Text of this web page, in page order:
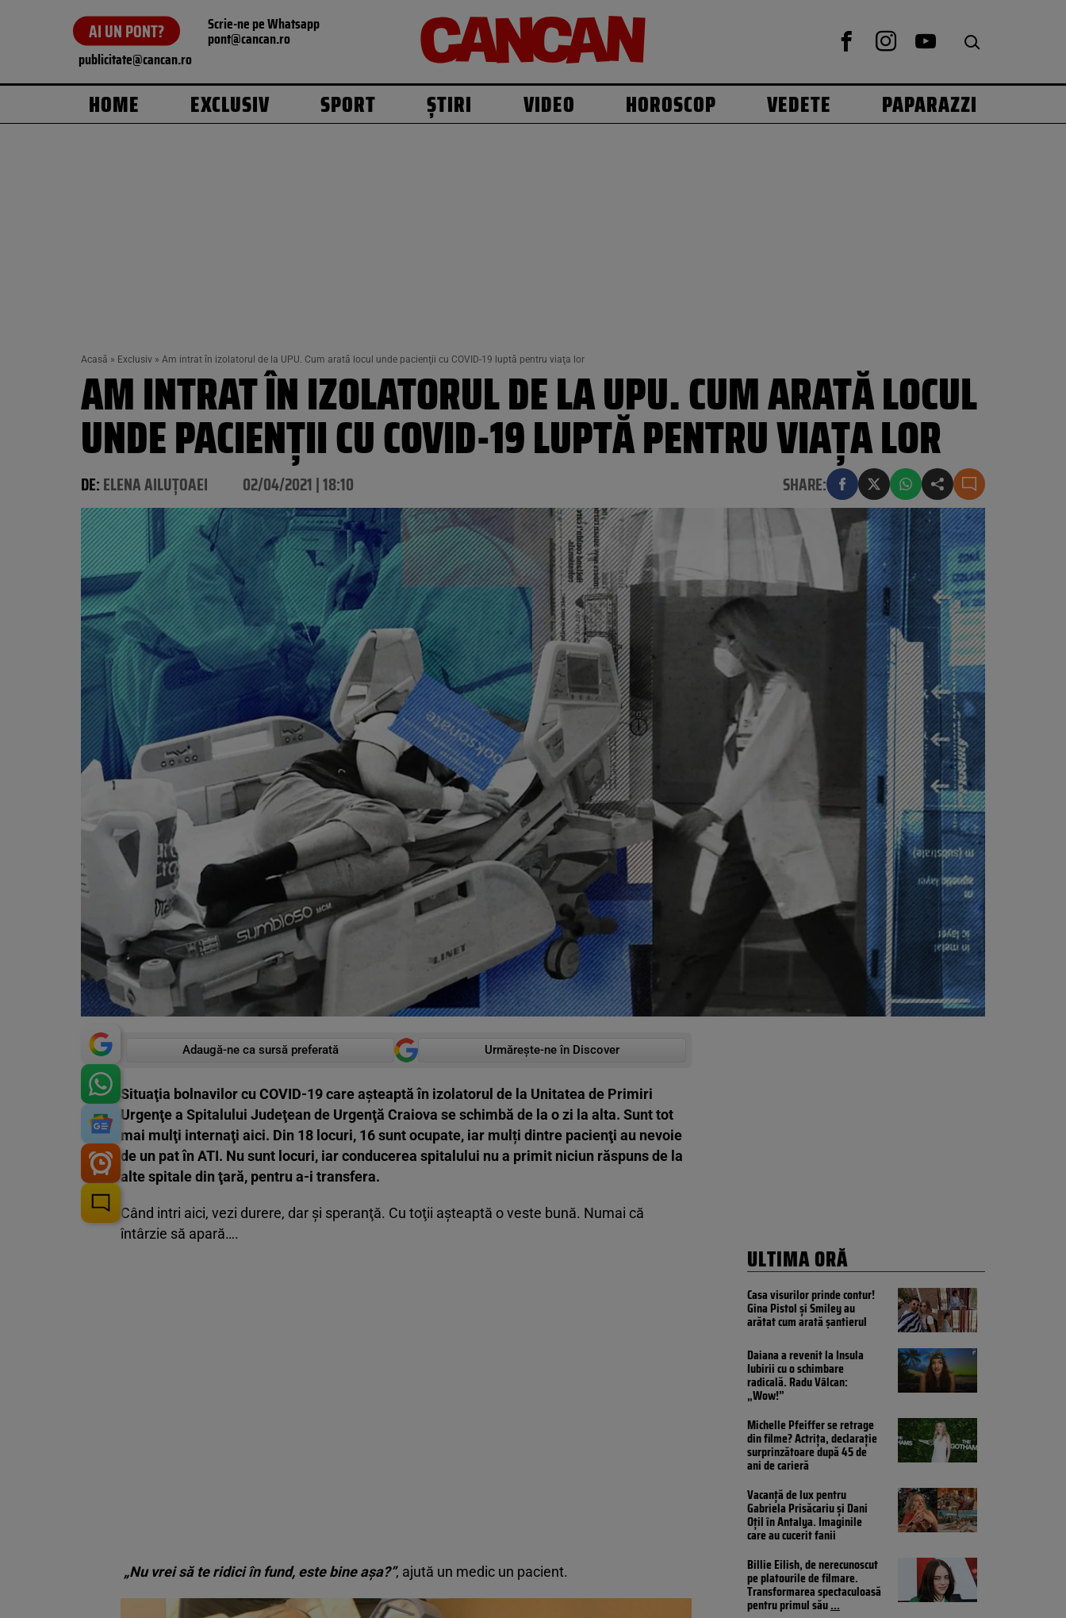
AI UN PONT? Scrie-ne pe Whatsapp
pont@cancan.ro
publicitate@cancan.ro
HOME EXCLUSIV SPORT ȘTIRI VIDEO HOROSCOP VEDETE PAPARAZZI
Acasă » Exclusiv » Am intrat în izolatorul de la UPU. Cum arată locul unde pacienţii cu COVID-19 luptă pentru viaţa lor
AM INTRAT ÎN IZOLATORUL DE LA UPU. CUM ARATĂ LOCUL
UNDE PACIENŢII CU COVID-19 LUPTĂ PENTRU VIAŢA LOR
DE:ELENA AILUȚOAEI 02/04/2021 | 18:10 SHARE:
Adaugă-ne ca sursă preferată Urmărește-ne în Discover
Situaţia bolnavilor cu COVID-19 care aşteaptă în izolatorul de la Unitatea de Primiri
Urgenţe a Spitalului Judeţean de Urgenţă Craiova se schimbă de la o zi la alta. Sunt tot
mai mulţi internaţi aici. Din 18 locuri, 16 sunt ocupate, iar mulți dintre pacienţi au nevoie
de un pat în ATI. Nu sunt locuri, iar conducerea spitalului nu a primit niciun răspuns de la
alte spitale din ţară, pentru a-i transfera.
Când intri aici, vezi durere, dar şi speranţă. Cu toţii aşteaptă o veste bună. Numai că
întârzie să apară….
„Nu vrei să te ridici în fund, este bine aşa?”, ajută un medic un pacient.
ULTIMA ORĂ
Casa visurilor prinde contur!
Gina Pistol și Smiley au
arătat cum arată șantierul
Daiana a revenit la Insula
Iubirii cu o schimbare
radicală. Radu Vâlcan:
„Wow!”
Michelle Pfeiffer se retrage
din filme? Actrița, declarație
surprinzătoare după 45 de
ani de carieră
Vacanță de lux pentru
Gabriela Prisăcariu și Dani
Oțil în Antalya. Imaginile
care au cucerit fanii
Billie Eilish, de nerecunoscut
pe platourile de filmare.
Transformarea spectaculoasă
pentru primul său...